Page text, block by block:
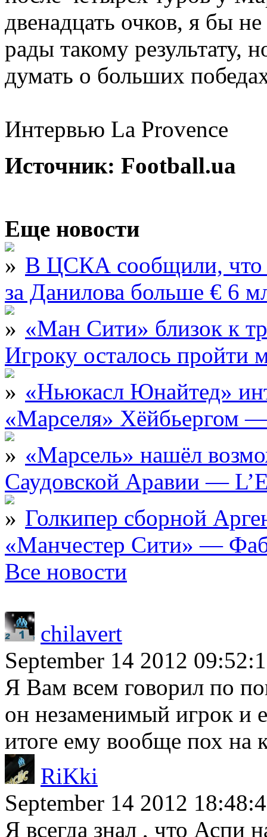
двенадцать очков, я бы
рады такому результату,
думать о больших
Интервью La Provence
Источник: Football.ua
Еще новости
В ЦСКА сообщили, что
за Данилова больше € 6
«Ман Сити» близок к
Игроку осталось
«Ньюкасл Юнайтед»
«Марселя» Хёйбьергом
«Марсель» нашёл
Саудовской Аравии —
Голкипер сборной
«Манчестер Сити» —
Все новости
chilavert
September 14 2012
Я Вам всем говорил по
он незаменимый игрок и
итоге ему вообще пох на
RiKki
September 14 2012
Я всегда знал , что Аспи